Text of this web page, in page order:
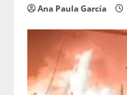
Ana Paula García